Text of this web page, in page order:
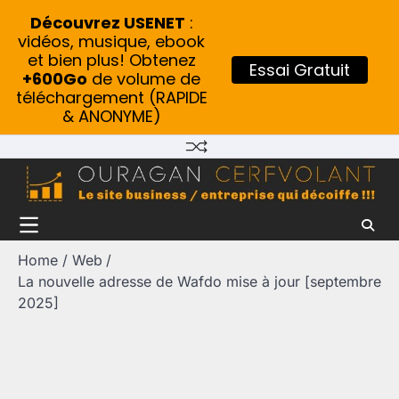
content
Home
Web
La nouvelle adresse de Wafdo mise à jour [septembre
2025]
Découvrez USENET :
vidéos, musique, ebook
et bien plus! Obtenez
+600Go de volume de
téléchargement (RAPIDE
& ANONYME)
Essai Gratuit